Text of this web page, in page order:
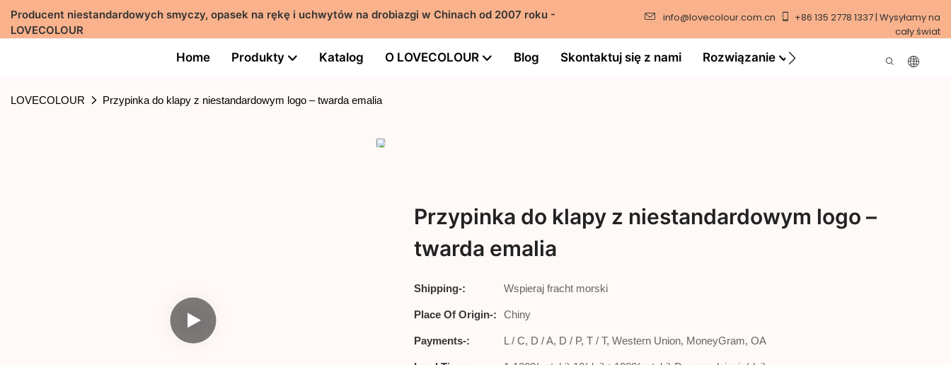
Producent niestandardowych smyczy, opasek na rękę i uchwytów na drobiazgi w Chinach od 2007 roku -
LOVECOLOUR
info@lovecolour.com.cn
+86 135 2778 1337 | Wysyłamy na
cały świat
Home Produkty Katalog O LOVECOLOUR Blog Skontaktuj się z nami Rozwiązanie
LOVECOLOUR Przypinka do klapy z niestandardowym logo – twarda emalia
Przypinka do klapy z niestandardowym logo –
twarda emalia
Shipping-: Wspieraj fracht morski
Place Of Origin-: Chiny
Payments-: L / C, D / A, D / P, T / T, Western Union, MoneyGram, OA